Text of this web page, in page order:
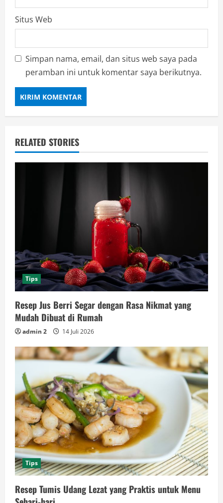
Situs Web
Simpan nama, email, dan situs web saya pada
peramban ini untuk komentar saya berikutnya.
RELATED STORIES
Tips
Resep Jus Berri Segar dengan Rasa Nikmat yang
Mudah Dibuat di Rumah
admin 2 14 Juli 2026
Tips
Resep Tumis Udang Lezat yang Praktis untuk Menu